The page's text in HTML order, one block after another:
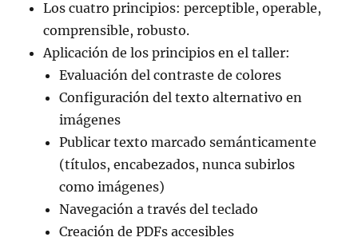
Los cuatro principios: perceptible, operable,
comprensible, robusto.
Aplicación de los principios en el taller:
Evaluación del contraste de colores
Configuración del texto alternativo en
imágenes
Publicar texto marcado semánticamente
(títulos, encabezados, nunca subirlos
como imágenes)
Navegación a través del teclado
Creación de PDFs accesibles